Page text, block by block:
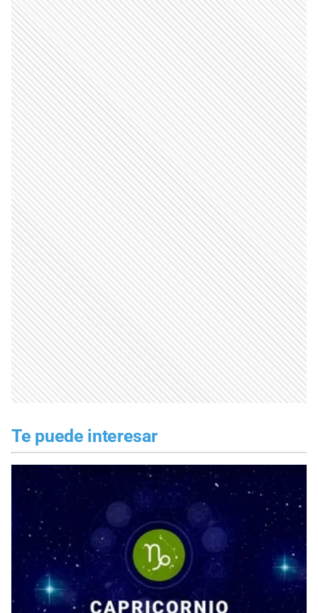
Te puede interesar